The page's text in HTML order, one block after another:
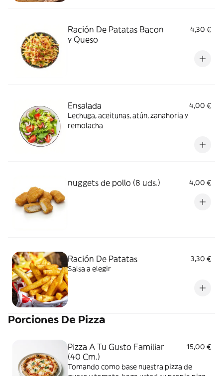
Ración De Patatas Bacon
y Queso
4,30 €
Ensalada
4,00 €
Lechuga, aceitunas, atún, zanahoria y
remolacha
nuggets de pollo (8 uds.) 4,00 €
Ración De Patatas
3,30 €
Salsa a elegir
Porciones De Pizza
Pizza A Tu Gusto Familiar
(40 Cm.)
15,00 €
Tomando como base nuestra pizza de